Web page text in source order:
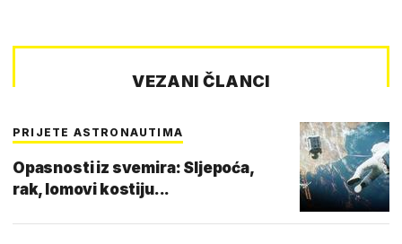
VEZANI ČLANCI
PRIJETE ASTRONAUTIMA
Opasnosti iz svemira: Sljepoća,
rak, lomovi kostiju...